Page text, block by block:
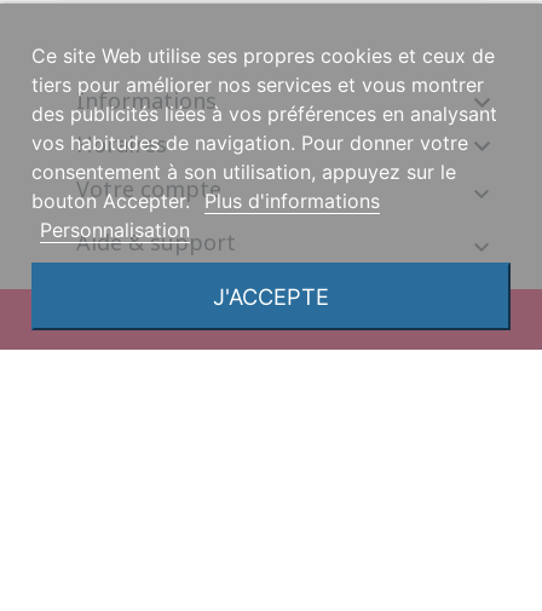
Informations 
Horaires 
Votre compte
Aide & support
Ce site Web utilise ses propres cookies et ceux de
tiers pour améliorer nos services et vous montrer
des publicités liées à vos préférences en analysant
vos habitudes de navigation. Pour donner votre
consentement à son utilisation, appuyez sur le
bouton Accepter. Plus d'informations
Personnalisation
J'ACCEPTE